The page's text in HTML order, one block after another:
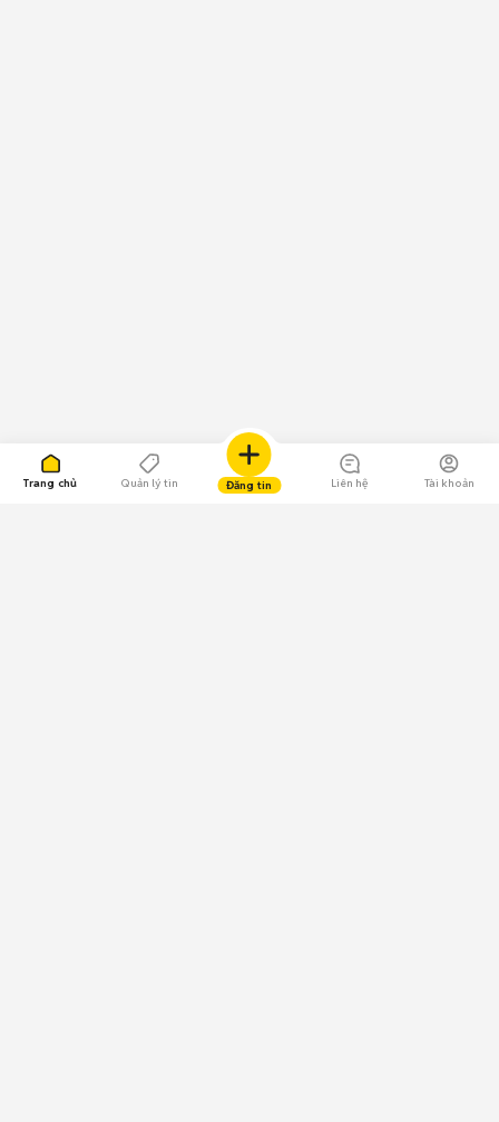
Trang chủ Quản lý tin Đăng tin Liên hệ Tài khoản